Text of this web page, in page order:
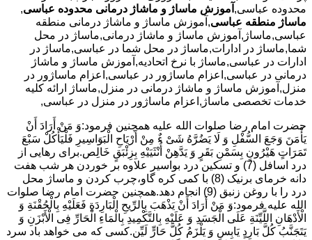
محدوده عباسی, آموزش ماساژ و ماشاژ درمانی محدوده عباسی,
ماساژ منطقه عباسی,آموزش ماساژ و ماشاژ درمانی منطقه
عباسی,ماساژ,آموزش ماساژ و ماشاژ درمانی,ماساژ در محل
شما,ماساژ در ادارات,ماساژ در محل شما در عباسی,ماساژ در
ادارات در عباسی,ماساژ با نرخ اتحادیه,آموزش ماساژ و ماشاژ
درمانی در عباسی,اعزام ماساژور در عباسی,اعزام ماساژور در
منزل,آموزش ماساژ و ماشاژ درمانی در منزل,ماساژ ارائه کلیه
خدمات تخصصی ماساژ,اعزام ماساژور در منزل در عباسی,
حضرت امام رضا صلوات الله علیه همچنین فرمود:وَ مَنْ أَرَادَ أَنْ
یَأْمَنَ وَجَعَ السُّفْلِ وَ لَا یَضُرَّهُ شَیْ ءٌ مِنْ أَرْیَاحِ الْبَوَاسِیرِ فَلْیَأْکُلْ سَبْعَ
تَمَرَاتٍ هَیْرُونٍ بِسَمْنِ بَقَرٍ وَ یَدَّهِنْ أُنْثَیَیْهِ بِزِئْبَقٍ خَالِص.برای رهایی از
درد اسافل (7) و تسکین درد بواسیر علاوه بر خوردن هر شب هفت
دانه خرمای برنیک (8) با کمی کره گاو،چرب کردن و ماساژ محل
درد را با روغن زنبق (9) انجام دهد.همچنین حضرت امام رضا صلوات
الله علیه فرمود:وَ مَنْ أَرَادَ أَنْ یَذْهَبَ بِالرِّیحِ الْبَارِدَةِ فَعَلَیْهِ بِالْحُقْنَةِ وَ
الْأَدْهَانِ اللَّیِّنَةِ عَلَى الْجَسَدِ وَ عَلَیْهِ بِالتَّکْمِیدِ بِالْمَاءِ الْحَارِّ فِی الْأَبْزَنِ وَ
یَتَجَنَّبُ کُلَّ بَارِدٍ یَابِسٍ وَ یَلْزَمُ کُلَّ حَارٍّ لَیِّن.کسی که می خواهد باد سرد